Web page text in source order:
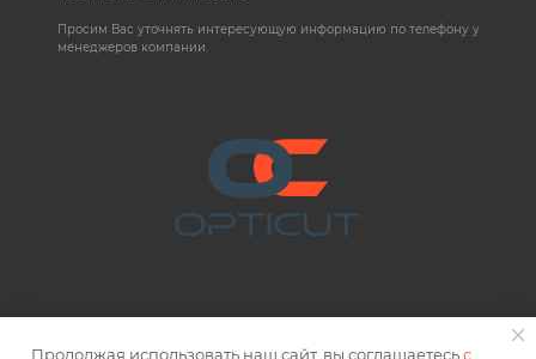
Просим Вас уточнять интересующую информацию по телефону у
менеджеров компании.
Продолжая использовать наш сайт, вы соглашаетесьс